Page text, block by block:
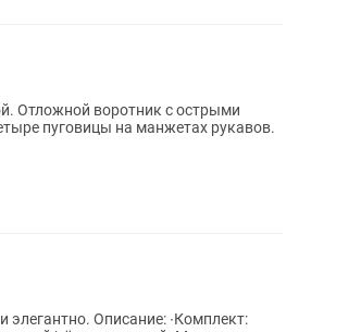
Отложной воротник с острыми
пуговицы на манжетах рукавов.
элегантно. Описание: ∙Комплект: